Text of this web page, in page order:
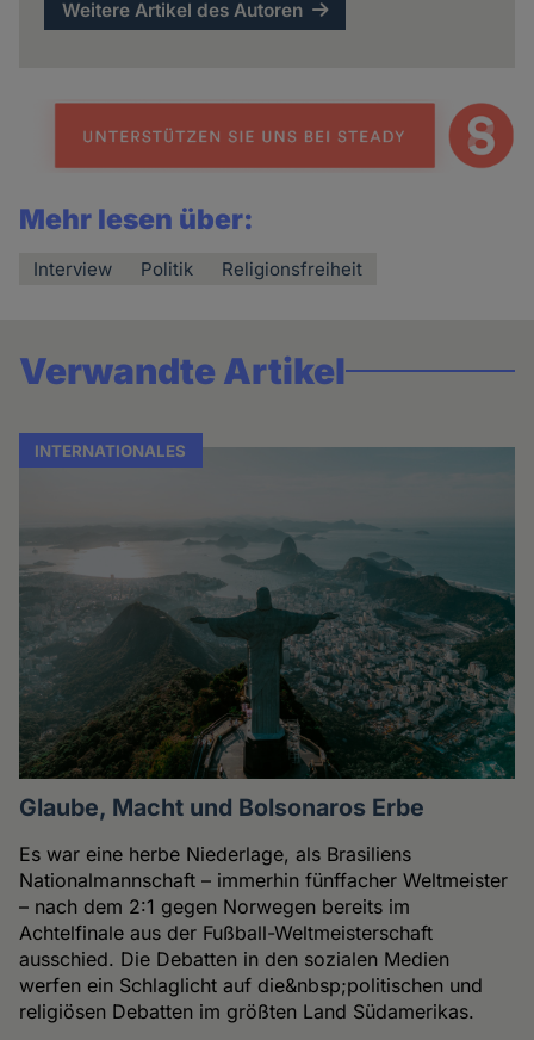
Weitere Artikel des Autoren
Mehr lesen über:
Interview Politik Religionsfreiheit
Verwandte Artikel
INTERNATIONALES
Glaube, Macht und Bolsonaros Erbe
Es war eine herbe Niederlage, als Brasiliens
Nationalmannschaft – immerhin fünffacher Weltmeister
– nach dem 2:1 gegen Norwegen bereits im
Achtelfinale aus der Fußball-Weltmeisterschaft
ausschied. Die Debatten in den sozialen Medien
werfen ein Schlaglicht auf die&nbsp;politischen und
religiösen Debatten im größten Land Südamerikas.